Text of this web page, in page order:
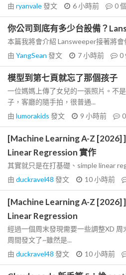
由 ryanvale發文 6 小時前 0
你公司到底有多少台設備？
本篇我將會介紹 Lansweeper接著將會
由 YangSean 發文 7 小時前 0
模型到第七頁就忘了那個孩子
一位媽媽上傳了女兒的一張照片。不
子，客廳的隨手拍，很普通...
由 lumorakids 發文 9 小時前 0
[Machine Learning A-Z [2026]
Linear Regression 實作
其實就只是在打基礎、simple linear
由 duckravel48 發文 10 小時前
[Machine Learning A-Z [2026]
Linear Regression
經過一個周末發現需要一些調整XD
周間發文了~雖然是...
由 duckravel48 發文 10 小時前